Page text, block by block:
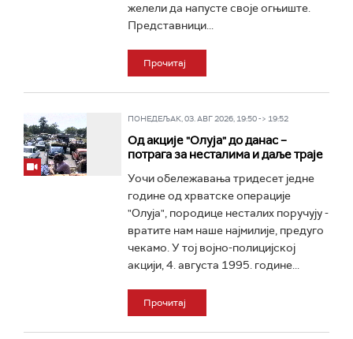
желели да напусте своје огњиште.
Представници...
Прочитај
ПОНЕДЕЉАК, 03. АВГ 2026, 19:50 -> 19:52
Од акције "Олуја" до данас –
потрага за несталима и даље траје
Уочи обележавања тридесет једне
године од хрватске операције
"Олуја", породице несталих поручују -
вратите нам наше најмилије, предуго
чекамо. У тој војно-полицијској
акцији, 4. августа 1995. године...
Прочитај